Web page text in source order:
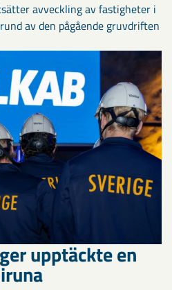
avveckling av fastigheter i
av den pågående gruvdriften
upptäckte en